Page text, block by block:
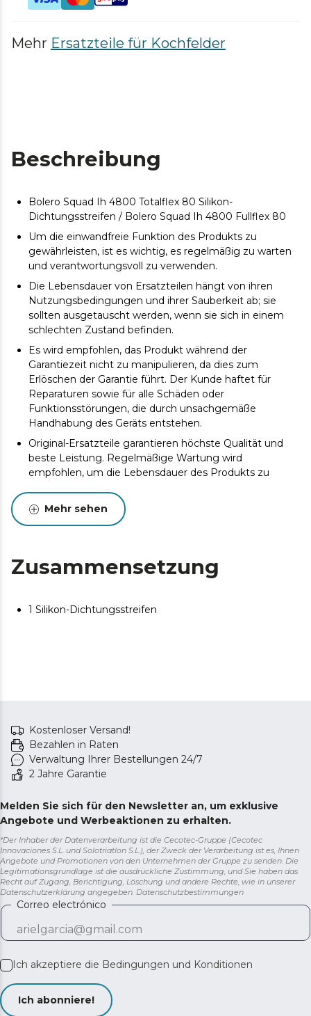
Mehr Ersatzteile für Kochfelder
Beschreibung
Bolero Squad Ih 4800 Totalflex 80 Silikon-
Dichtungsstreifen / Bolero Squad Ih 4800 Fullflex 80
Um die einwandfreie Funktion des Produkts zu
gewährleisten, ist es wichtig, es regelmäßig zu warten
und verantwortungsvoll zu verwenden.
Die Lebensdauer von Ersatzteilen hängt von ihren
Nutzungsbedingungen und ihrer Sauberkeit ab; sie
sollten ausgetauscht werden, wenn sie sich in einem
schlechten Zustand befinden.
Es wird empfohlen, das Produkt während der
Garantiezeit nicht zu manipulieren, da dies zum
Erlöschen der Garantie führt. Der Kunde haftet für
Reparaturen sowie für alle Schäden oder
Funktionsstörungen, die durch unsachgemäße
Handhabung des Geräts entstehen.
Original-Ersatzteile garantieren höchste Qualität und
beste Leistung. Regelmäßige Wartung wird
empfohlen, um die Lebensdauer des Produkts zu
Mehr sehen
Zusammensetzung
1 Silikon-Dichtungsstreifen
Kostenloser Versand!
Bezahlen in Raten
Verwaltung Ihrer Bestellungen 24/7
2 Jahre Garantie
Melden Sie sich für den Newsletter an, um exklusive
Angebote und Werbeaktionen zu erhalten.
*Der Inhaber der Datenverarbeitung ist die Cecotec-Gruppe (Cecotec
Innovaciones S.L. und Solotriatlon S.L.), der Zweck der Verarbeitung ist es, Ihnen
Angebote und Promotionen von den Unternehmen der Gruppe zu senden. Die
Legitimationsgrundlage ist die ausdrückliche Zustimmung, und Sie haben das
Recht auf Zugang, Berichtigung, Löschung und andere Rechte, wie in unserer
Datenschutzerklärung angegeben. Datenschutzbestimmungen
Correo electrónico
Ich akzeptiere die Bedingungen und Konditionen
Ich abonniere!